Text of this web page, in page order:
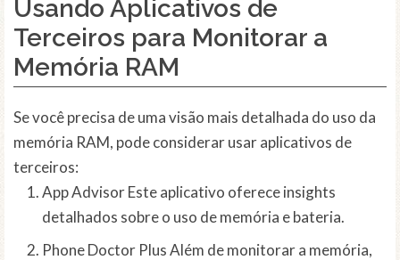
Usando Aplicativos de
Terceiros para Monitorar a
Memória RAM
Se você precisa de uma visão mais detalhada do uso da
memória RAM, pode considerar usar aplicativos de
terceiros:
App Advisor Este aplicativo oferece insights
detalhados sobre o uso de memória e bateria.
Phone Doctor Plus Além de monitorar a memória,